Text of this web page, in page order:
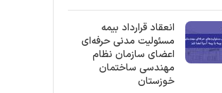
انعقاد قرارداد بیمه
مسئولیت مدنی حرفه‌ای
اعضای سازمان نظام
مهندسی ساختمان
خوزستان